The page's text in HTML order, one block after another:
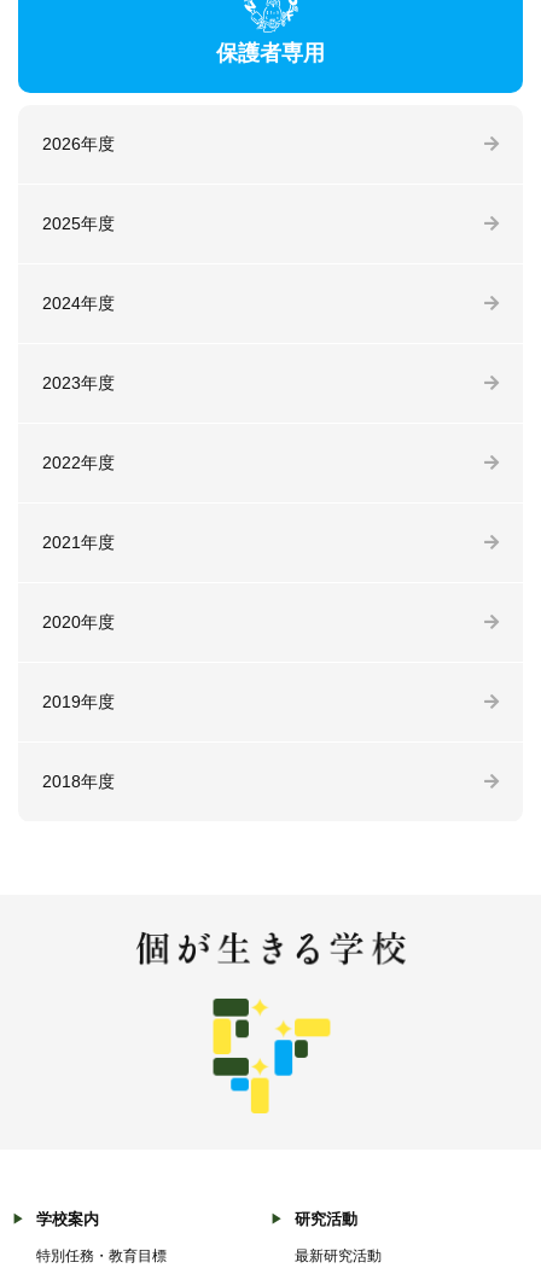
保護者専用
2026年度
2025年度
2024年度
2023年度
2022年度
2021年度
2020年度
2019年度
2018年度
学校案内
特別任務・教育目標
研究活動
最新研究活動